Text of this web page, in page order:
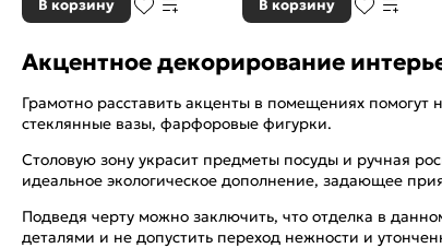
В корзину В корзину
Акцентное декорирование
Грамотно расставить акценты в помещениях
стеклянные вазы, фарфоровые фигурки.
Столовую зону украсит предметы посуды и ручная
идеальное экологическое дополнение, задающее
Подведя черту можно заключить, что отделка в
деталями и не допустить переход нежности и